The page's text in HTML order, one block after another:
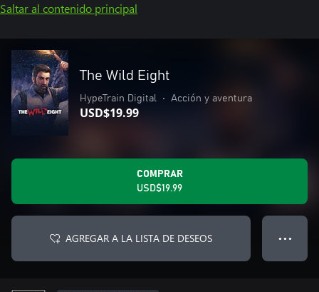
Saltar al contenido principal
The Wild Eight
HypeTrain Digital • Acción y aventura
USD$19.99
COMPRAR
USD$19.99
AGREGAR A LA LISTA DE DESEOS ● ● ●